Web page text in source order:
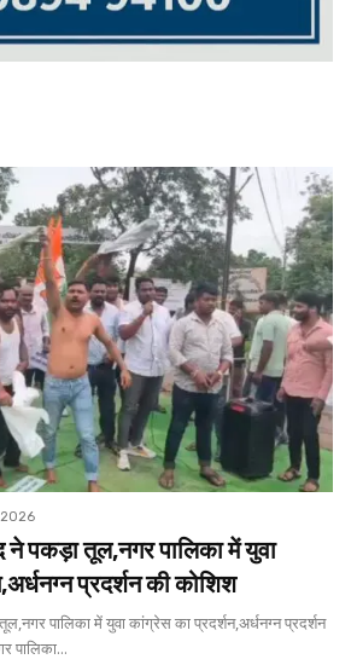
2026
ने पकड़ा तूल,नगर पालिका में युवा
प्रदर्शन की कोशिश
पालिका में युवा कांग्रेस का प्रदर्शन,अर्धनग्न प्रदर्शन
पालिका...